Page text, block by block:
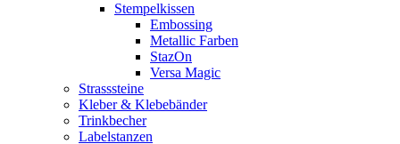
Stempelkissen
Embossing
Metallic Farben
StazOn
Versa Magic
Strasssteine
Kleber & Klebebänder
Trinkbecher
Labelstanzen